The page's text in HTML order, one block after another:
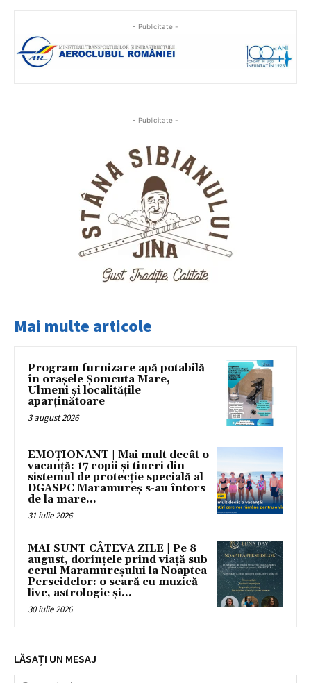
- Publicitate -
- Publicitate -
Mai multe articole
Program furnizare apă potabilă
în orașele Șomcuta Mare,
Ulmeni și localitățile
aparținătoare
3 august 2026
EMOȚIONANT | Mai mult decât o
vacanță: 17 copii și tineri din
sistemul de protecție specială al
DGASPC Maramureș s-au întors
de la mare...
31 iulie 2026
MAI SUNT CÂTEVA ZILE | Pe 8
august, dorințele prind viață sub
cerul Maramureșului la Noaptea
Perseidelor: o seară cu muzică
live, astrologie și...
30 iulie 2026
LĂSAȚI UN MESAJ